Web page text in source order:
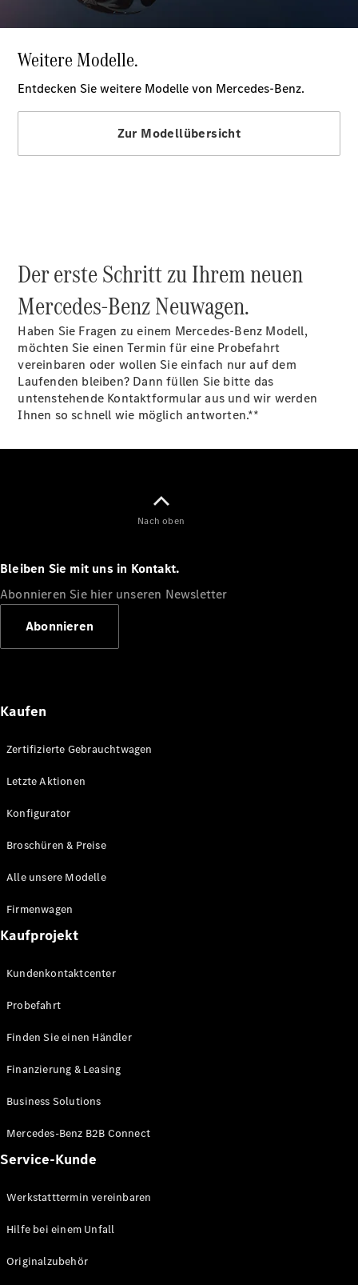
Mercedes-
Benz Store
Konfigurator
Benz Store
Coupé
Coupé
Konfigurator
Mercedes-
Benz Store
Alle
CLE
Mercedes-
Roadster
Maybach SL
Monogram
Mercedes-
Benz Store
Grand Limousine
Konfigurator
Benz Store
Der erste Schritt zu Ihrem neuen
Mercedes-Benz Neuwagen.
Haben Sie Fragen zu einem Mercedes-Benz Modell,
möchten Sie einen Termin für eine Probefahrt
vereinbaren oder wollen Sie einfach nur auf dem
Laufenden bleiben? Dann füllen Sie bitte das
untenstehende Kontaktformular aus und wir werden
Ihnen so schnell wie möglich antworten.**
Nach oben
Bleiben Sie mit uns in Kontakt.
Abonnieren Sie hier unseren Newsletter
Abonnieren
Kaufen
Zertifizierte Gebrauchtwagen
Letzte Aktionen
Konfigurator
Broschüren & Preise
Alle unsere Modelle
Firmenwagen
Kaufprojekt
Kundenkontaktcenter
Probefahrt
Finden Sie einen Händler
Finanzierung & Leasing
Business Solutions
Mercedes-Benz B2B Connect
Service-Kunde
Werkstatttermin vereinbaren
Hilfe bei einem Unfall
Originalzubehör